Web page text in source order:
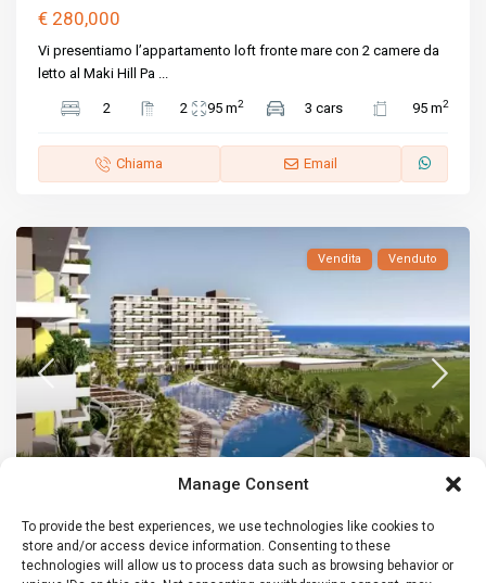
Manage Consent
To provide the best experiences, we use technologies like cookies to
store and/or access device information. Consenting to these
technologies will allow us to process data such as browsing behavior or
€ 280,000
Vi presentiamo l’appartamento loft fronte mare con 2 camere da
letto al Maki Hill Pa ...
2 2 95 m2 3 cars 95 m2
Chiama Email
Vendita Venduto
Attico,Vendita
Attico 2+1 a Grand Sapphire, Cipro